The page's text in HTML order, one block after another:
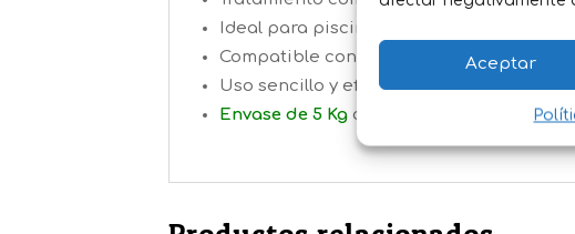
Aceptar
Ideal para piscinas privadas,
Compatible con skimmers y
Uso sencillo y eficaz durante todo el
Envase de 5 Kg con tabletas multifunción